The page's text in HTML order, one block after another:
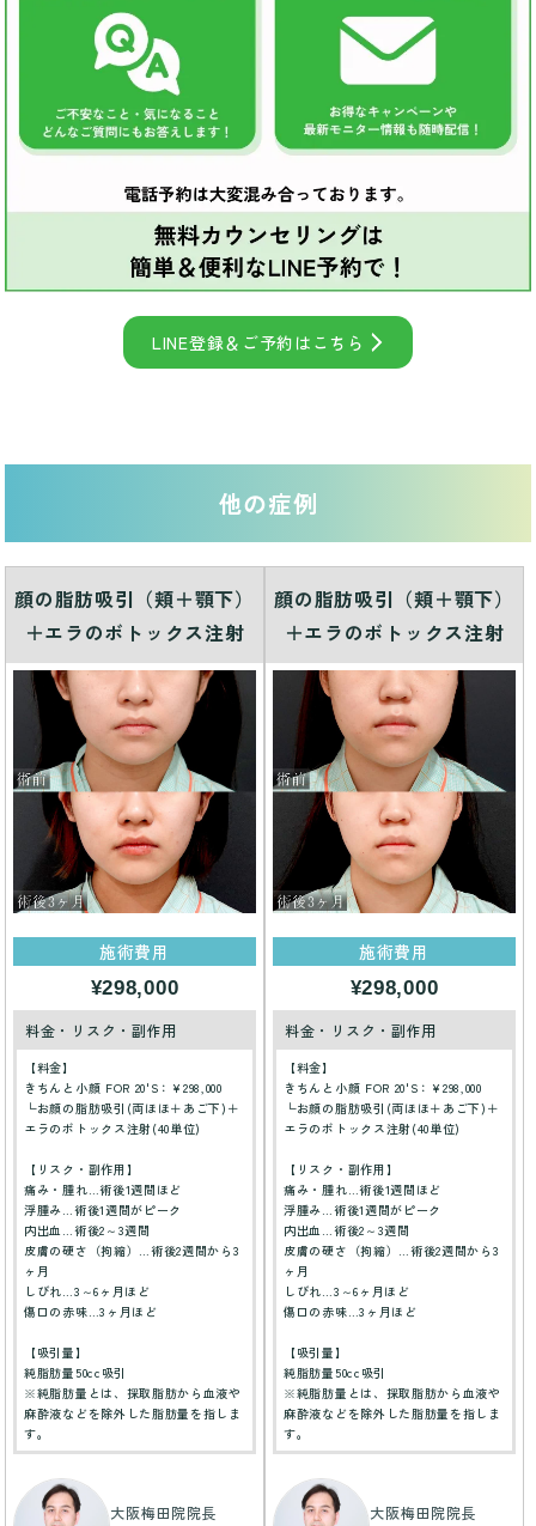
LINE登録＆ご予約はこちら
他の症例
顔の脂肪吸引（頬＋顎下）
＋エラのボトックス注射
施術費用
¥298,000
料金・リスク・副作用
【料金】
きちんと小顔 FOR 20'S：¥298,000
└お顔の脂肪吸引(両ほほ＋あご下)＋
エラのボトックス注射(40単位)
【リスク・副作用】
痛み・腫れ…術後1週間ほど
浮腫み…術後1週間がピーク
内出血…術後2～3週間
皮膚の硬さ（拘縮）…術後2週間から3
ヶ月
しびれ…3～6ヶ月ほど
傷口の赤味…3ヶ月ほど
【吸引量】
純脂肪量50cc吸引
※純脂肪量とは、採取脂肪から血液や
麻酔液などを除外した脂肪量を指しま
す。
大阪梅田院院長
顔の脂肪吸引（頬＋顎下）
＋エラのボトックス注射
施術費用
¥298,000
料金・リスク・副作用
【料金】
きちんと小顔 FOR 20'S：¥298,000
└お顔の脂肪吸引(両ほほ＋あご下)＋
エラのボトックス注射(40単位)
【リスク・副作用】
痛み・腫れ…術後1週間ほど
浮腫み…術後1週間がピーク
内出血…術後2～3週間
皮膚の硬さ（拘縮）…術後2週間から3
ヶ月
しびれ…3～6ヶ月ほど
傷口の赤味…3ヶ月ほど
【吸引量】
純脂肪量50cc吸引
※純脂肪量とは、採取脂肪から血液や
麻酔液などを除外した脂肪量を指しま
す。
大阪梅田院院長